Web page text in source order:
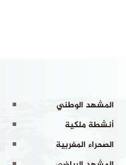
المشهد الوطني
أنشطة ملكية
الصحراء المغربية